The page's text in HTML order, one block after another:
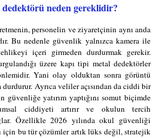
neden gereklidir?
personelin ve ziyaretçinin aynı anda
Bu nedenle güvenlik yalnızca kamera ile
içeri girmeden durdurmak gerekir.
üzere kapı tipi metal dedektörler
Yani olay olduktan sonra görüntü
Ayrıca veliler açısından da ciddi bir
yatırım yaptığını somut biçimde
ciddiyeti artırır ve okulun tercih
Özellikle 2026 yılında okul güvenliği
için bu tür çözümler artık lüks değil, stratejik